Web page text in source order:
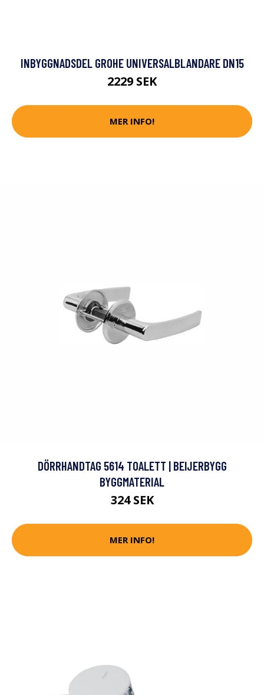
INBYGGNADSDEL GROHE UNIVERSALBLANDARE DN15
2229 SEK
MER INFO!
DÖRRHANDTAG 5614 TOALETT | BEIJERBYGG
BYGGMATERIAL
324 SEK
MER INFO!